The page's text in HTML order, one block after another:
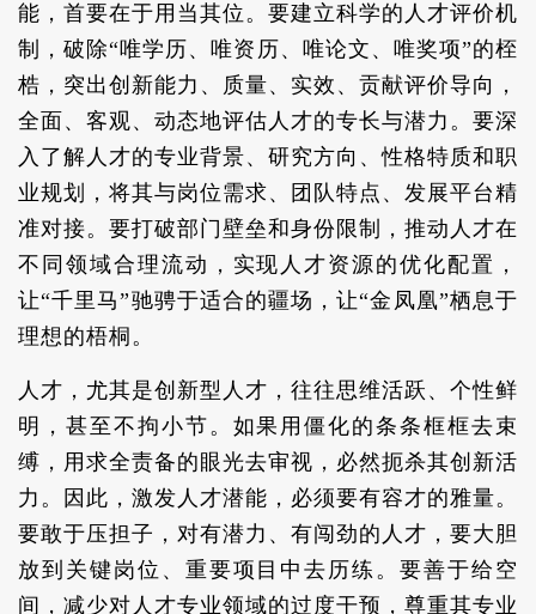
能，首要在于用当其位。要建立科学的人才评价机
制，破除“唯学历、唯资历、唯论文、唯奖项”的桎
梏，突出创新能力、质量、实效、贡献评价导向，
全面、客观、动态地评估人才的专长与潜力。要深
入了解人才的专业背景、研究方向、性格特质和职
业规划，将其与岗位需求、团队特点、发展平台精
准对接。要打破部门壁垒和身份限制，推动人才在
不同领域合理流动，实现人才资源的优化配置，
让“千里马”驰骋于适合的疆场，让“金凤凰”栖息于
理想的梧桐。
人才，尤其是创新型人才，往往思维活跃、个性鲜
明，甚至不拘小节。如果用僵化的条条框框去束
缚，用求全责备的眼光去审视，必然扼杀其创新活
力。因此，激发人才潜能，必须要有容才的雅量。
要敢于压担子，对有潜力、有闯劲的人才，要大胆
放到关键岗位、重要项目中去历练。要善于给空
间，减少对人才专业领域的过度干预，尊重其专业